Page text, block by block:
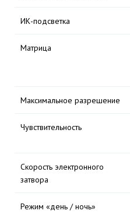
ИК-подсветка
Матрица
Максимальное разрешение
Чувствительность
Скорость электронного
затвора
Режим «день / ночь»